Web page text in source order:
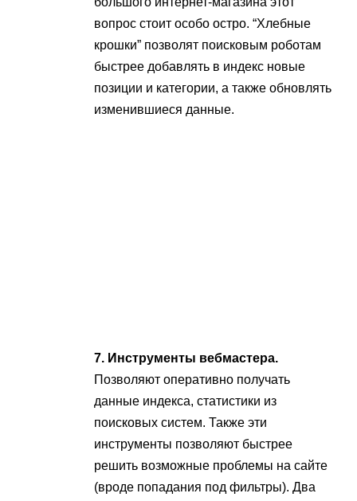
вопрос стоит особо остро. “Хлебные
крошки” позволят поисковым роботам
быстрее добавлять в индекс новые
позиции и категории, а также обновлять
изменившиеся данные.
7. Инструменты вебмастера.
Позволяют оперативно получать
данные индекса, статистики из
поисковых систем. Также эти
инструменты позволяют быстрее
решить возможные проблемы на сайте
(вроде попадания под фильтры). Два